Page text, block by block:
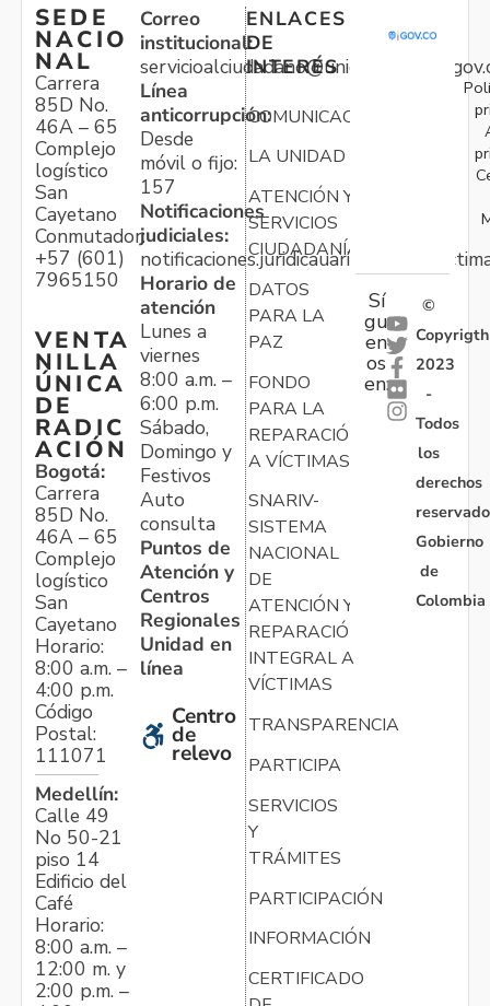
SEDE
NACIO
NAL
Carrera
85D No.
46A – 65
Complejo
logístico
San
Cayetano
Conmutador:
+57 (601)
7965150
VENTA
NILLA
ÚNICA
DE
RADIC
ACIÓN
Bogotá:
Carrera
85D No.
46A – 65
Complejo
logístico
San
Cayetano
Horario:
8:00 a.m. –
4:00 p.m.
Código
Postal:
111071
Medellín:
Calle 49
No 50-21
piso 14
Edificio del
Café
Horario:
8:00 a.m. –
12:00 m. y
2:00 p.m. –
Correo
institucional:
Línea
anticorrupción:
Desde
móvil o fijo:
157
Notificaciones
judiciales:
Horario de
atención
Lunes a
viernes
8:00 a.m. –
6:00 p.m.
Sábado,
Domingo y
Festivos
Auto
consulta
Puntos de
Atención y
Centros
Regionales
Unidad en
línea
Centro
de
relevo
ENLACES
DE
INTERÉS
COMUNICACIONES
LA UNIDAD
ATENCIÓN Y
SERVICIOS
CIUDADANÍA
DATOS
PARA LA
PAZ
FONDO
PARA LA
REPARACIÓN
A VÍCTIMAS
SNARIV-
SISTEMA
NACIONAL
DE
ATENCIÓN Y
REPARACIÓN
INTEGRAL A
VÍCTIMAS
TRANSPARENCIA
PARTICIPA
SERVICIOS
Y
TRÁMITES
PARTICIPACIÓN
INFORMACIÓN
CERTIFICADO
Sí
gu
en
os
en:
©
Copyrigth
2023
-
Todos
los
derechos
Gobierno
de
Colombia